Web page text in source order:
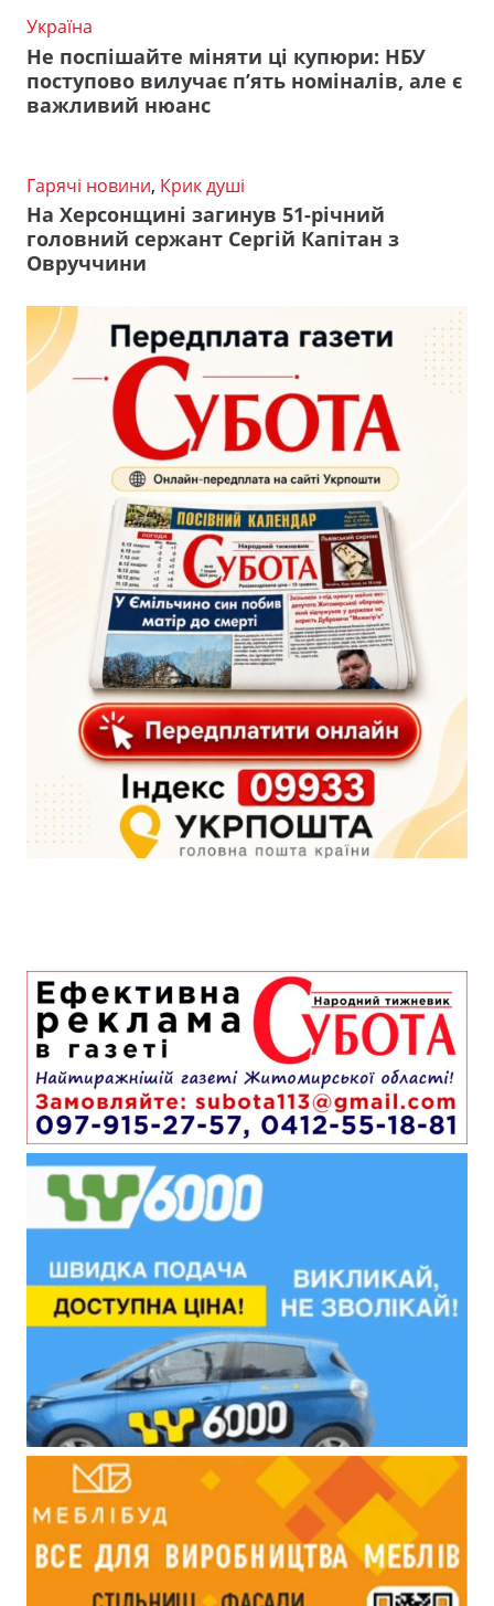
Україна
Не поспішайте міняти ці купюри: НБУ
поступово вилучає п’ять номіналів, але є
важливий нюанс
Гарячі новини, Крик душі
На Херсонщині загинув 51-річний
головний сержант Сергій Капітан з
Овруччини